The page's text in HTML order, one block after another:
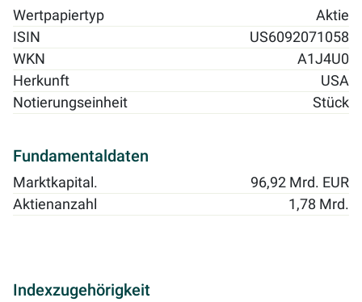
Wertpapiertyp
Aktie
ISIN
US6092071058
WKN
A1J4U0
Herkunft
USA
Notierungseinheit
Stück
Fundamentaldaten
Marktkapital.
96,92 Mrd. EUR
Aktienanzahl
1,78 Mrd.
Indexzugehörigkeit